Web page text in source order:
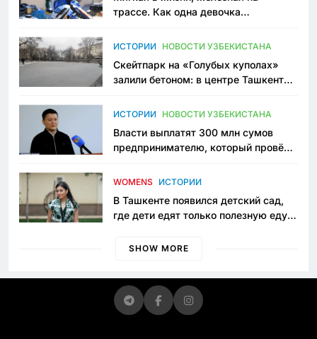
трассе. Как одна девочка
Узбекистане
ИСТОРИИ НОВОСТИ УЗБЕКИСТАНА
Скейтпарк на «Голубых куполах»
залили бетоном: в центре Ташкента
пространство
ИСТОРИИ НОВОСТИ УЗБЕКИСТАНА
Власти выплатят 300 млн сумов
предпринимателю, который провёл
приговору
WOMENS ИСТОРИИ
В Ташкенте появился детский сад,
где дети едят только полезную еду.
просить «кашу без сахара»
SHOW MORE